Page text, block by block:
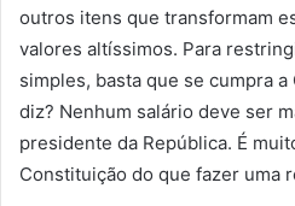
outros itens que transformam
valores altíssimos. Para
simples, basta que se cumpra
diz? Nenhum salário deve ser
presidente da República. É
Constituição do que fazer uma